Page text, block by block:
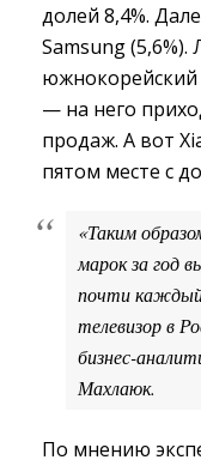
долей 8,4%.
Samsung
южнокорейский
— на него
продаж. А вот
пятом месте с
«Таким
марок за год
почти
телевизор в
бизнес-
Махлаюк.
По мнению